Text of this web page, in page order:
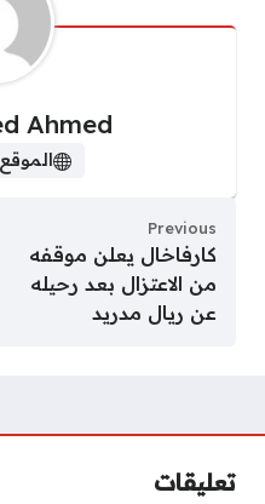
Ahmed
Previous
كارفاخال يعلن موقفه
من الاعتزال بعد رحيله
عن ريال مدريد
تعليقات